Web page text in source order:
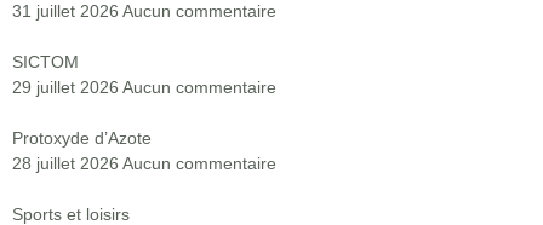
31 juillet 2026 Aucun commentaire
SICTOM
29 juillet 2026 Aucun commentaire
Protoxyde d’Azote
28 juillet 2026 Aucun commentaire
Sports et loisirs